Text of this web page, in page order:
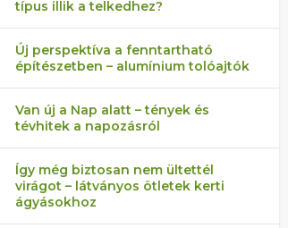
típus illik a telkedhez?
Új perspektíva a fenntartható
építészetben – alumínium tolóajtók
Van új a Nap alatt – tények és
tévhitek a napozásról
Így még biztosan nem ültettél
virágot – látványos ötletek kerti
ágyásokhoz